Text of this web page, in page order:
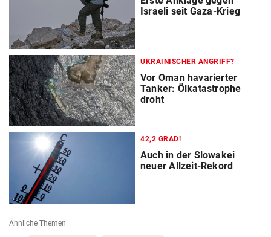
Israeli seit Gaza-Krieg
UKRAINISCHER ANGRIFF?
Vor Oman havarierter
Tanker: Ölkatastrophe
droht
42,2 GRAD!
Auch in der Slowakei
neuer Allzeit-Rekord
Ähnliche Themen